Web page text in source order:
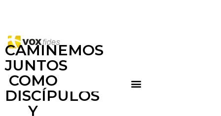
CAMINEMOS
JUNTOS
COMO
DISCÍPULOS
Y